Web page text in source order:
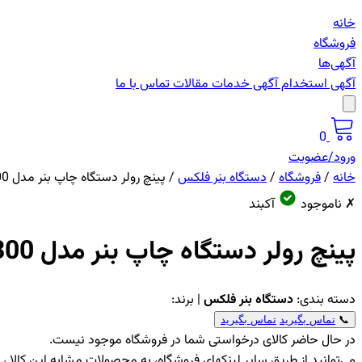
خانه
فروشگاه
آگهی‌ها
آگهی استخدامآگهی خدماتمقالاتتماس با ما
0
ورود/عضویت
خانه /فروشگاه /دستگاه بنر فلکس / پینچ رولر دستگاه چاپ بنر مدل PL1300
✗ ناموجود
آکبند
پینچ رولر دستگاه چاپ بنر مدل PL1300
دسته بندی: دستگاه بنر فلکس | برند:
📞 تماس بگیرید تماس بگیرید
در حال حاضر کالای درخواستی شما در فروشگاه موجود نیست.